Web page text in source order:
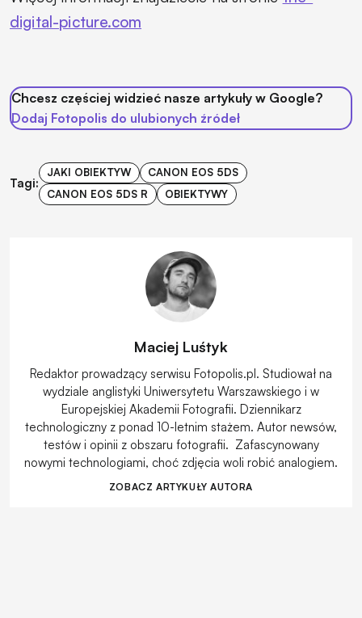
digital-picture.com
Chcesz częściej widzieć nasze artykuły w Google?
Dodaj Fotopolis do ulubionych źródeł
Tagi:
JAKI OBIEKTYW
CANON EOS 5DS
CANON EOS 5DS R
OBIEKTYWY
Maciej Luśtyk
Redaktor prowadzący serwisu Fotopolis.pl. Studiował na
wydziale anglistyki Uniwersytetu Warszawskiego i w
Europejskiej Akademii Fotografii. Dziennikarz
technologiczny z ponad 10-letnim stażem. Autor newsów,
testów i opinii z obszaru fotografii. Zafascynowany
nowymi technologiami, choć zdjęcia woli robić analogiem.
ZOBACZ ARTYKUŁY AUTORA